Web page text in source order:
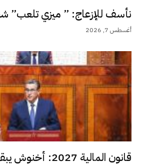
نأسف للإزعاج: ” ميزي تلعب”
أغسطس 7, 2026
قانون المالية 2027: أخنوش يبقي على دعم...